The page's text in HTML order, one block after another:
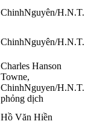
ChinhNguyên/H.N.T.
ChinhNguyên/H.N.T.
Charles Hanson
Towne,
ChinhNguyen/H.N.T.
phỏng dịch
Hồ Văn Hiền